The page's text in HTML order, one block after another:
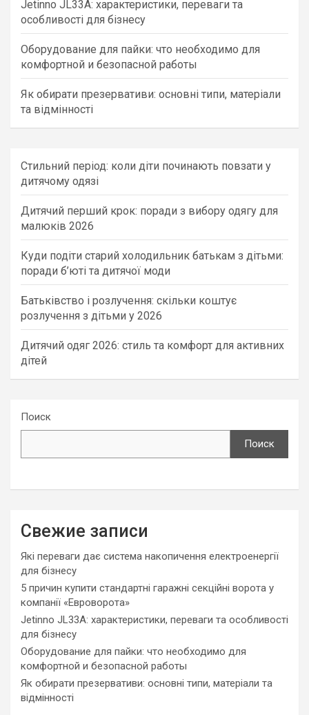
Jetinno JL33A: характеристики, переваги та
особливості для бізнесу
Оборудование для пайки: что необходимо для
комфортной и безопасной работы
Як обирати презервативи: основні типи, матеріали
та відмінності
Стильний період: коли діти починають повзати у
дитячому одязі
Дитячий перший крок: поради з вибору одягу для
малюків 2026
Куди подіти старий холодильник батькам з дітьми:
поради б’юті та дитячої моди
Батьківство і розлучення: скільки коштує
розлучення з дітьми у 2026
Дитячий одяг 2026: стиль та комфорт для активних
дітей
Поиск
Поиск
Свежие записи
Які переваги дає система накопичення електроенергії
для бізнесу
5 причин купити стандартні гаражні секційні ворота у
компанії «Евроворота»
Jetinno JL33A: характеристики, переваги та особливості
для бізнесу
Оборудование для пайки: что необходимо для
комфортной и безопасной работы
Як обирати презервативи: основні типи, матеріали та
відмінності